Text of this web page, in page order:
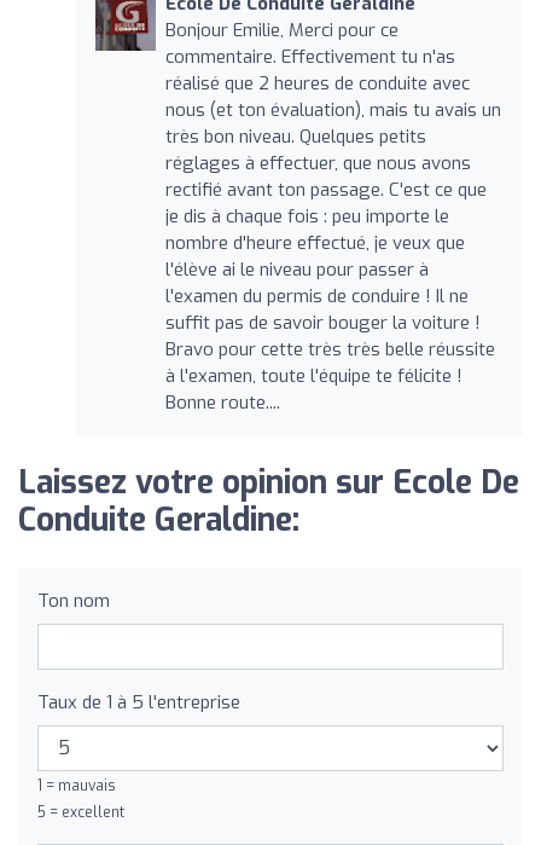
Bonjour Emilie, Merci pour ce
commentaire. Effectivement tu n'as
réalisé que 2 heures de conduite avec
nous (et ton évaluation), mais tu avais un
très bon niveau. Quelques petits
réglages à effectuer, que nous avons
rectifié avant ton passage. C'est ce que
je dis à chaque fois : peu importe le
nombre d'heure effectué, je veux que
l'élève ai le niveau pour passer à
l'examen du permis de conduire ! Il ne
suffit pas de savoir bouger la voiture !
Bravo pour cette très très belle réussite
à l'examen, toute l'équipe te félicite !
Bonne route....
Laissez votre opinion sur Ecole De
Conduite Geraldine:
Ton nom
Taux de 1 à 5 l'entreprise
1 = mauvais
5 = excellent